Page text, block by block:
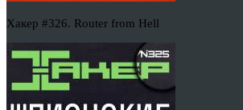
Хакер #326. Router from Hell